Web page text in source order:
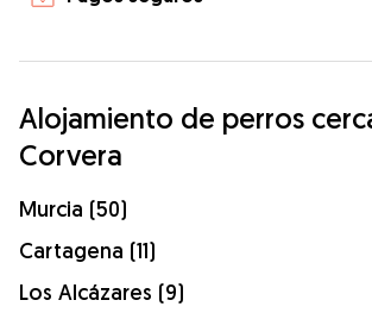
Alojamiento de perros
Corvera
Murcia (50)
Cartagena (11)
Los Alcázares (9)